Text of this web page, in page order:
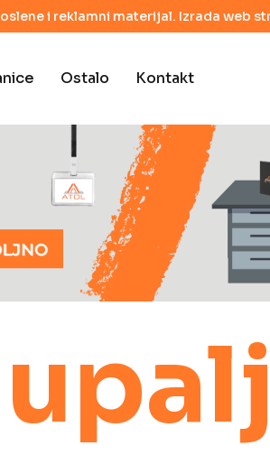
i reklamni materijal. Izrada web
Ostalo Kontakt